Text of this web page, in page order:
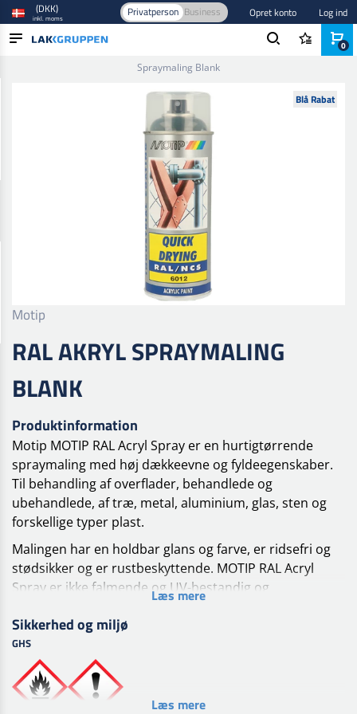
(DKK)
inkl. moms Privatperson Business Opret konto Log ind
Spraymaling Blank
Blå Rabat
Motip
RAL AKRYL SPRAYMALING
BLANK
Produktinformation
Motip MOTIP RAL Acryl Spray er en hurtigtørrende
spraymaling med høj dækkeevne og fyldeegenskaber.
Til behandling af overflader, behandlede og
ubehandlede, af træ, metal, aluminium, glas, sten og
forskellige typer plast.
Malingen har en holdbar glans og farve, er ridsefri og
stødsikker og er rustbeskyttende. MOTIP RAL Acryl
Spray er ikke falmende og UV-bestandig og
modstandsdygtig over for vejrpåvirkninger.
FIND DIN RAL FARVE
Søg din farve efter RAL-nummer.
colour finder til at varenr på din ønskede farve.
Tørretid
Læs mere
Sikkerhed og miljø
GHS
Læs mere
0